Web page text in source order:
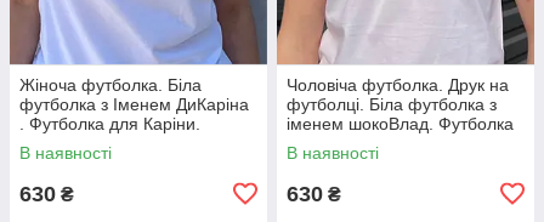
Жіноча футболка. Біла
футболка з Іменем ДиКаріна
. Футболка для Каріни.
В наявності
630 ₴
Чоловіча футболка. Друк на
футболці. Біла футболка з
іменем шокоВлад. Футболка
для Влада.
В наявності
630 ₴